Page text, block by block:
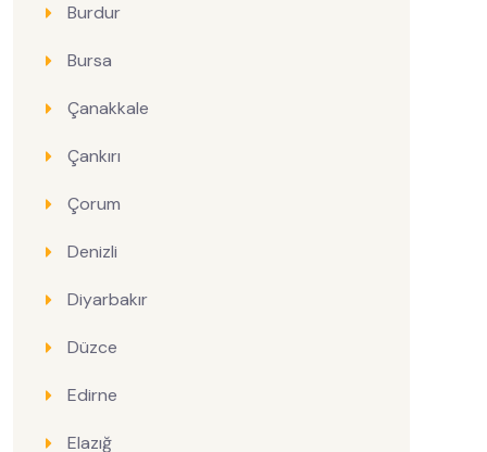
Burdur
Bursa
Çanakkale
Çankırı
Çorum
Denizli
Diyarbakır
Düzce
Edirne
Elazığ